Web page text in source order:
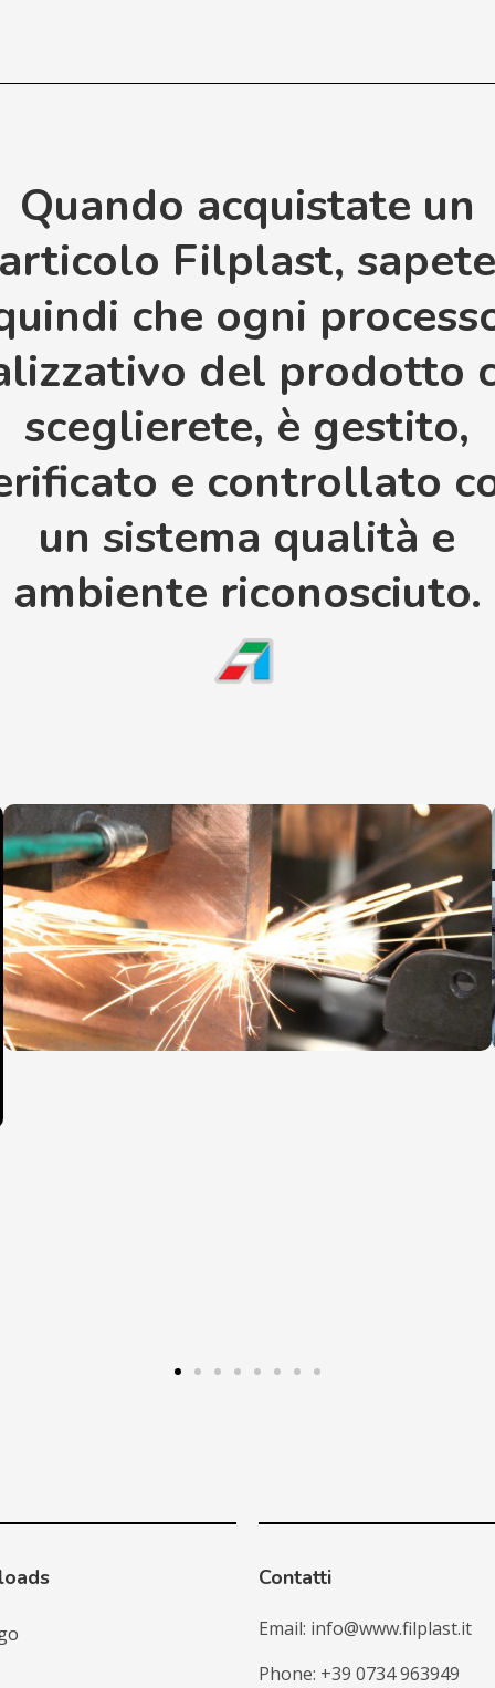
Quando acquistate un
Filplast, sapete
che ogni
del prodotto
sceglierete, è gestito,
e controllato
un sistema qualità e
ambiente riconosciuto.
Contatti
Email: info@www.filplast.it
Phone: +39 0734 963949